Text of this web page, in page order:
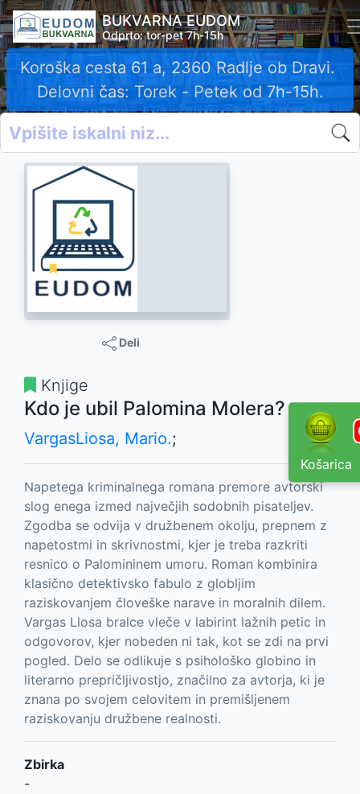
BUKVARNA EUDOM
Odprto: tor-pet 7h-15h
Koroška cesta 61 a, 2360 Radlje ob Dravi.
Delovni čas: Torek - Petek od 7h-15h.
Košarica
Deli
Knjige
Kdo je ubil Palomina Molera?
VargasLiosa, Mario.;
Napetega kriminalnega romana premore avtorski
slog enega izmed največjih sodobnih pisateljev.
Zgodba se odvija v družbenem okolju, prepnem z
napetostmi in skrivnostmi, kjer je treba razkriti
resnico o Palomininem umoru. Roman kombinira
klasično detektivsko fabulo z globljim
raziskovanjem človeške narave in moralnih dilem.
Vargas Llosa bralce vleče v labirint lažnih petic in
odgovorov, kjer nobeden ni tak, kot se zdi na prvi
pogled. Delo se odlikuje s psihološko globino in
literarno prepričljivostjo, značilno za avtorja, ki je
znana po svojem celovitem in premišljenem
raziskovanju družbene realnosti.
Zbirka
-